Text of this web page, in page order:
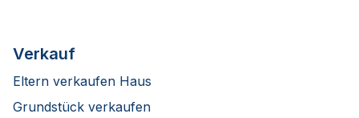
Verkauf
Eltern verkaufen Haus
Grundstück verkaufen